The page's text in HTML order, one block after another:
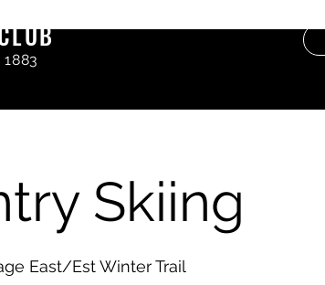
Skiing
East/Est Winter Trail